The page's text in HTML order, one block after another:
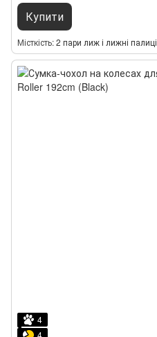
Купити
Місткість 2 пари лиж і лижні палиці
4
4